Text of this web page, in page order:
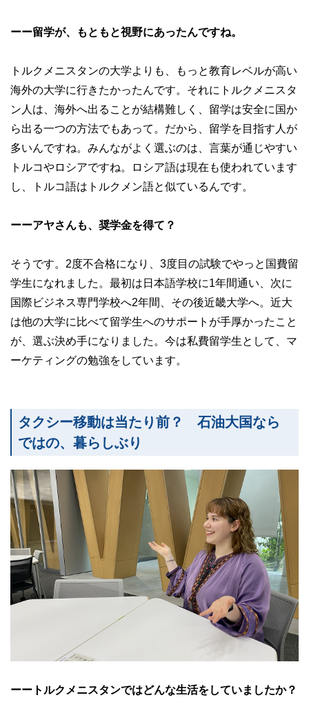
ーー留学が、もともと視野にあったんですね。
トルクメニスタンの大学よりも、もっと教育レベルが高い
海外の大学に行きたかったんです。それにトルクメニスタ
ン人は、海外へ出ることが結構難しく、留学は安全に国か
ら出る一つの方法でもあって。だから、留学を目指す人が
多いんですね。みんながよく選ぶのは、言葉が通じやすい
トルコやロシアですね。ロシア語は現在も使われています
し、トルコ語はトルクメン語と似ているんです。
ーーアヤさんも、奨学金を得て？
そうです。2度不合格になり、3度目の試験でやっと国費留
学生になれました。最初は日本語学校に1年間通い、次に
国際ビジネス専門学校へ2年間、その後近畿大学へ。近大
は他の大学に比べて留学生へのサポートが手厚かったこと
が、選ぶ決め手になりました。今は私費留学生として、マ
ーケティングの勉強をしています。
タクシー移動は当たり前？ 石油大国なら
ではの、暮らしぶり
ーートルクメニスタンではどんな生活をしていましたか？